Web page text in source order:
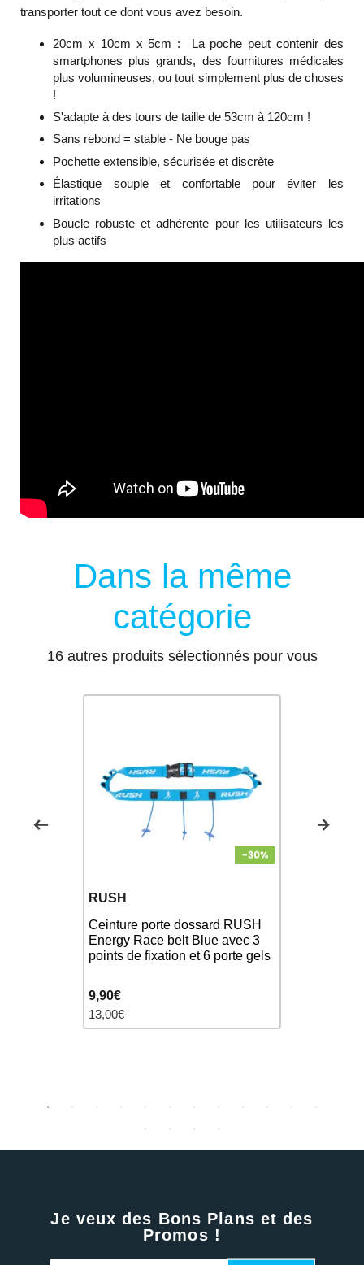
transporter tout ce dont vous avez besoin.
20cm x 10cm x 5cm : La poche peut contenir des
smartphones plus grands, des fournitures médicales
plus volumineuses, ou tout simplement plus de choses
!
S'adapte à des tours de taille de 53cm à 120cm !
Sans rebond = stable - Ne bouge pas
Pochette extensible, sécurisée et discrète
Élastique souple et confortable pour éviter les
irritations
Boucle robuste et adhérente pour les utilisateurs les
plus actifs
Dans la même
catégorie
16 autres produits sélectionnés pour vous
RUSH
Ceinture porte dossard RUSH
Energy Race belt Blue avec 3
points de fixation et 6 porte gels
9,90€
13,00€
Je veux des Bons Plans et des
Promos !